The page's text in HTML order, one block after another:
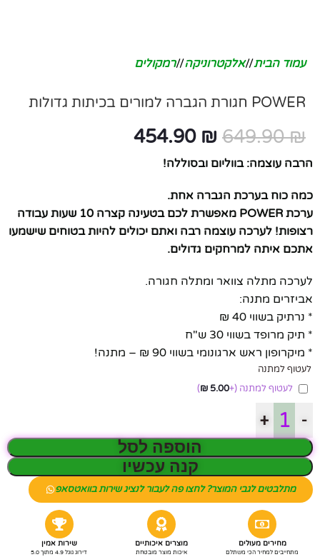
עמוד הבית/ אלקטרוניקה/ רמקולים
POWER חגורת הגברה למורים בכיתות גדולות
649.90₪
454.90 ₪
הרבה עוצמה: בווליום ובסוללה!
כמה כוח בערכת הגברה אחת.
ערכת POWER מאפשרת לכם בטעינה קצרה 10 שעות עבודה
רצופות! לערכה עוצמה רבה ואתם יכולים להיות בטוחים שישמעו
אתכם איתה למרחקים גדולים.
לערכה מתלה צוואר ומתלה חגורה.
אביזרים מתנה:
* נרתיק בשווי 40 ₪
* תיק מרופד בשווי 30 ש"ח
* מיקרופון ראש ארגונומי בשווי 90 ₪ – מתנה!
לעטוף למתנה
לעטוף למתנה (+
5.00
₪
)
-
+
הוספה לסל
קנה עכשיו
מתלבטים לגבי המוצר? לחצו פה לעבור לנציג שירות בוואטסאפ
מחירים מעולים
מתחייבים למחיר הכי משתלם
מוצרים איכותיים
איכות מוצר מובטחת
שירות אמין
דירוג גוגל 4.9 מתוך 5.0